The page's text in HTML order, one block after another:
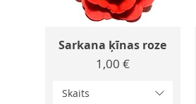
Sarkana ķīnas roze
Cena
1,00 €
Skaits